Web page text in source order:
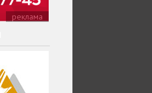
реклама